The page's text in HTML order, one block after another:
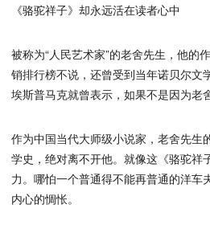
《骆驼祥子》却永远活在读者心中
被称为“人民艺术家”的老舍先生，他的
销排行榜不说，还曾受到当年诺贝尔文
埃斯普马克就曾表示，如果不是因为
作为中国当代大师级小说家，老舍先
学史，绝对离不开他。就像这《骆驼
力。哪怕一个普通得不能再普通的洋
内心的惆怅。